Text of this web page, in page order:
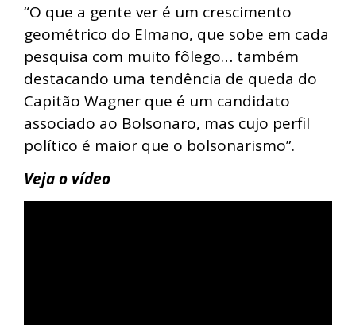
“O que a gente ver é um crescimento
geométrico do Elmano, que sobe em cada
pesquisa com muito fôlego… também
destacando uma tendência de queda do
Capitão Wagner que é um candidato
associado ao Bolsonaro, mas cujo perfil
político é maior que o bolsonarismo”.
Veja o vídeo